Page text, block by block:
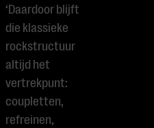
‘Daardoor blijft
die klassieke
rockstructuur
altijd het
vertrekpunt:
coupletten,
refreinen,